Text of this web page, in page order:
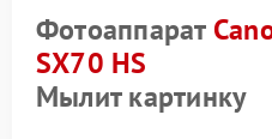
Фотоаппарат
SX70 HS
Мылит картинку